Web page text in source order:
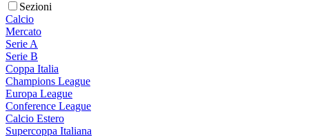
Sezioni
Calcio
Mercato
Serie A
Serie B
Coppa Italia
Champions League
Europa League
Conference League
Calcio Estero
Supercoppa Italiana